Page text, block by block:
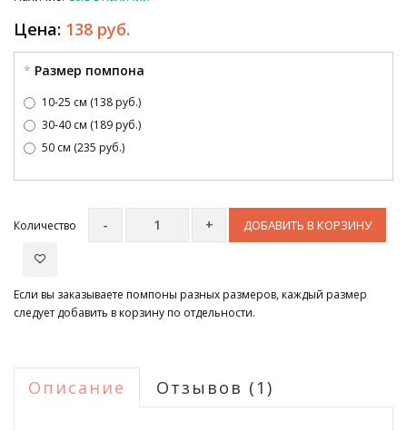
Цена: 138 руб.
Размер помпона
10-25 см (138 руб.)
30-40 см (189 руб.)
50 см (235 руб.)
Количество ДОБАВИТЬ В КОРЗИНУ
Если вы заказываете помпоны разных размеров, каждый размер
следует добавить в корзину по отдельности.
Описание Отзывов (1)